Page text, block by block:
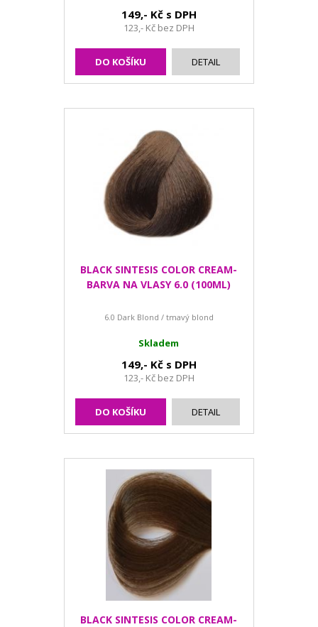
149,- Kč s DPH
123,- Kč bez DPH
DO KOŠÍKU DETAIL
BLACK SINTESIS COLOR CREAM-
BARVA NA VLASY 6.0 (100ML)
6.0 Dark Blond / tmavý blond
Skladem
149,- Kč s DPH
123,- Kč bez DPH
DO KOŠÍKU DETAIL
BLACK SINTESIS COLOR CREAM-